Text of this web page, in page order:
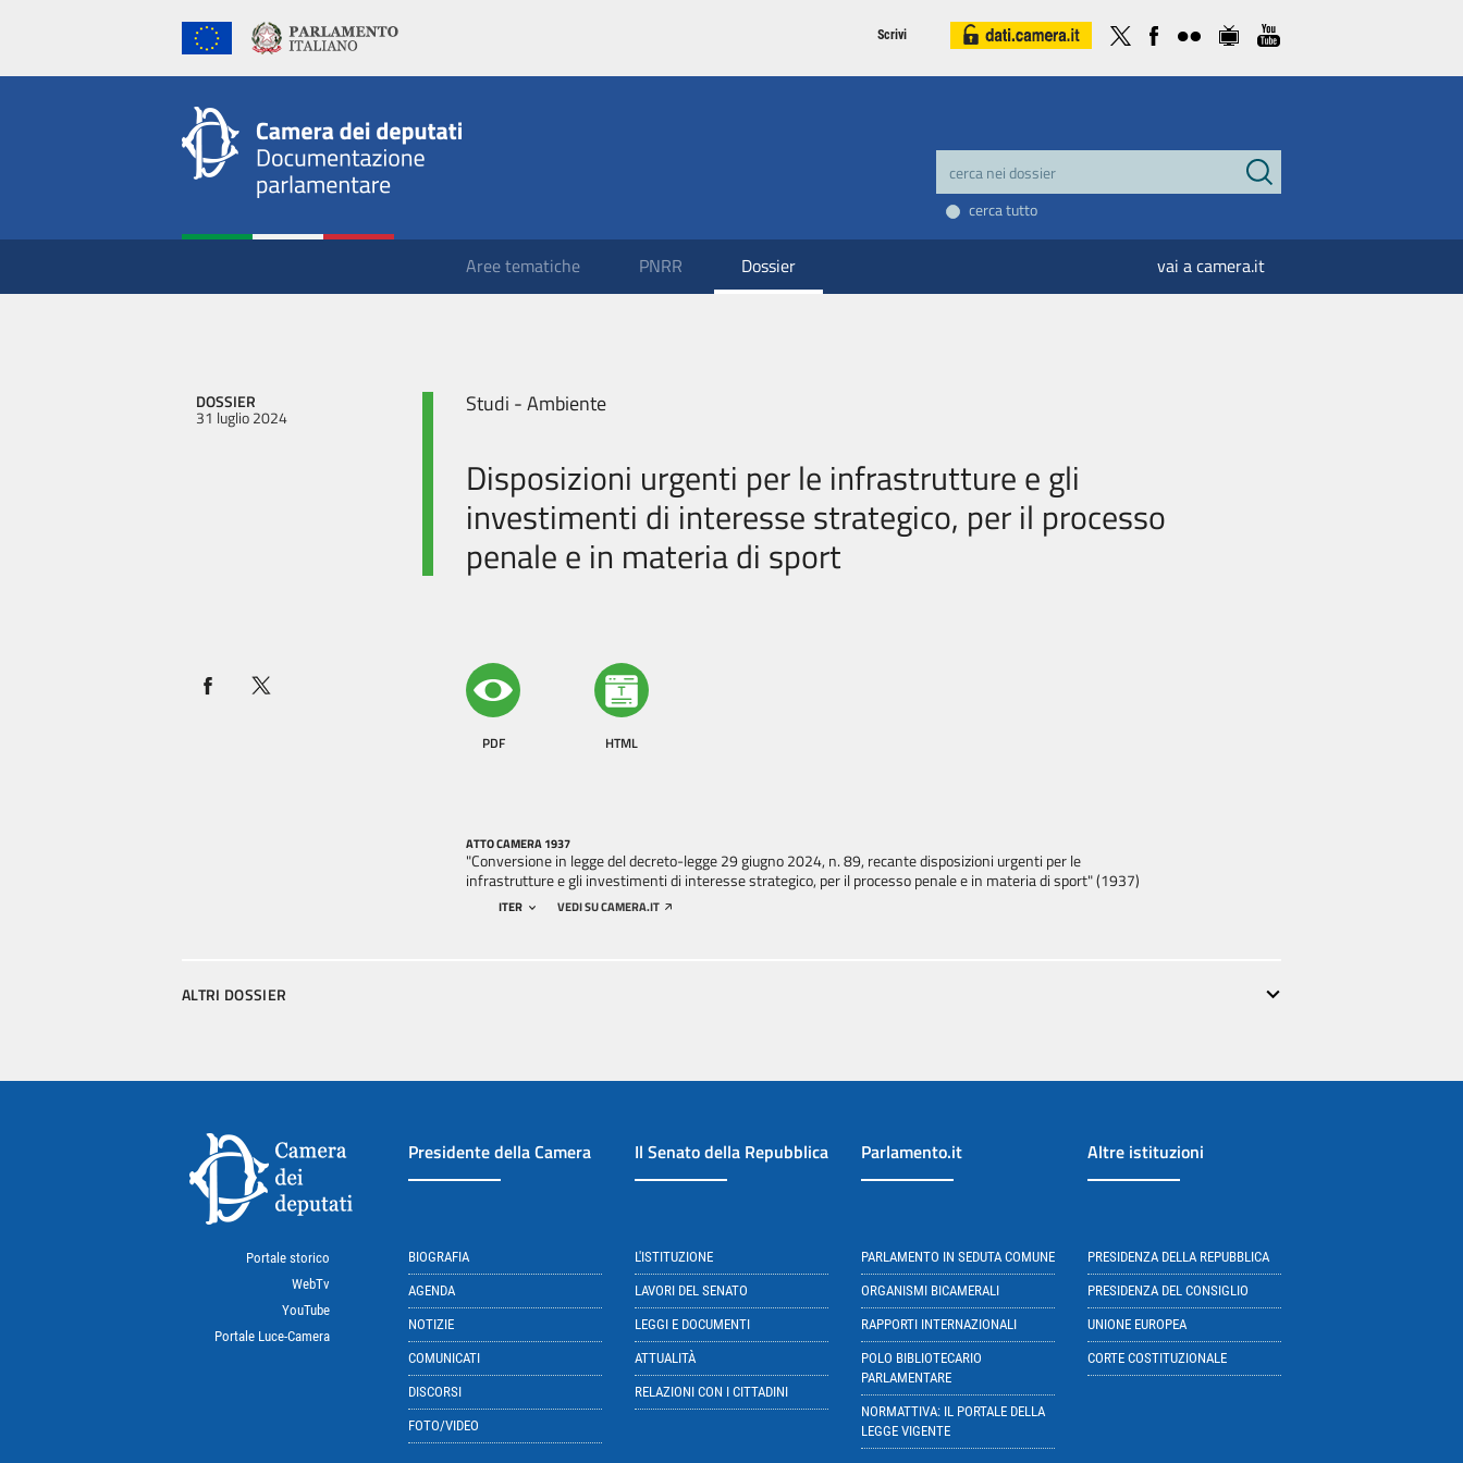
Scrivi
cerca tutto
Aree tematiche PNRR Dossier vai a camera.it
DOSSIER
31 luglio 2024 Studi - Ambiente
Disposizioni urgenti per le infrastrutture e gli
investimenti di interesse strategico, per il processo
penale e in materia di sport
PDF HTML
ATTO CAMERA 1937
"Conversione in legge del decreto-legge 29 giugno 2024, n. 89, recante disposizioni urgenti per le
infrastrutture e gli investimenti di interesse strategico, per il processo penale e in materia di sport" (1937)
ITER VEDI SU CAMERA.IT
ALTRI DOSSIER
Portale storico
WebTv
YouTube
Portale Luce-Camera
Presidente della Camera
BIOGRAFIA
AGENDA
NOTIZIE
COMUNICATI
DISCORSI
FOTO/VIDEO
Il Senato della Repubblica
L'ISTITUZIONE
LAVORI DEL SENATO
LEGGI E DOCUMENTI
ATTUALITÀ
RELAZIONI CON I CITTADINI
Parlamento.it
PARLAMENTO IN SEDUTA COMUNE
ORGANISMI BICAMERALI
RAPPORTI INTERNAZIONALI
POLO BIBLIOTECARIO
PARLAMENTARE
NORMATTIVA: IL PORTALE DELLA
LEGGE VIGENTE
Altre istituzioni
PRESIDENZA DELLA REPUBBLICA
PRESIDENZA DEL CONSIGLIO
UNIONE EUROPEA
CORTE COSTITUZIONALE